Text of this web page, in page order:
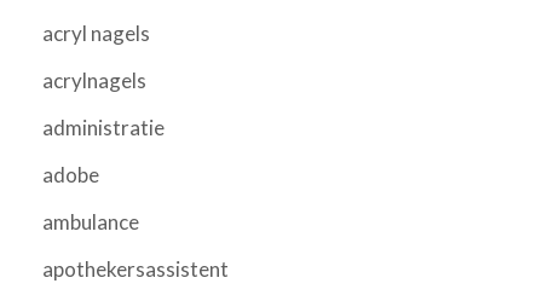
acryl nagels
acrylnagels
administratie
adobe
ambulance
apothekersassistent